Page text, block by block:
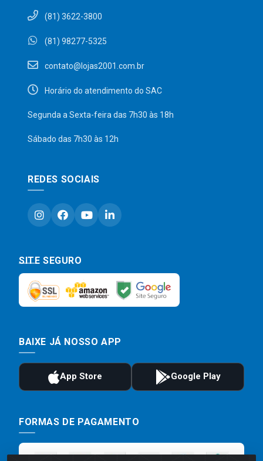
(81) 3622-3800
(81) 98277-5325
contato@lojas2001.com.br
Horário do atendimento do SAC
Segunda a Sexta-feira das 7h30 às 18h
Sábado das 7h30 às 12h
REDES SOCIAIS
SITE SEGURO
BAIXE JÁ NOSSO APP
FORMAS DE PAGAMENTO